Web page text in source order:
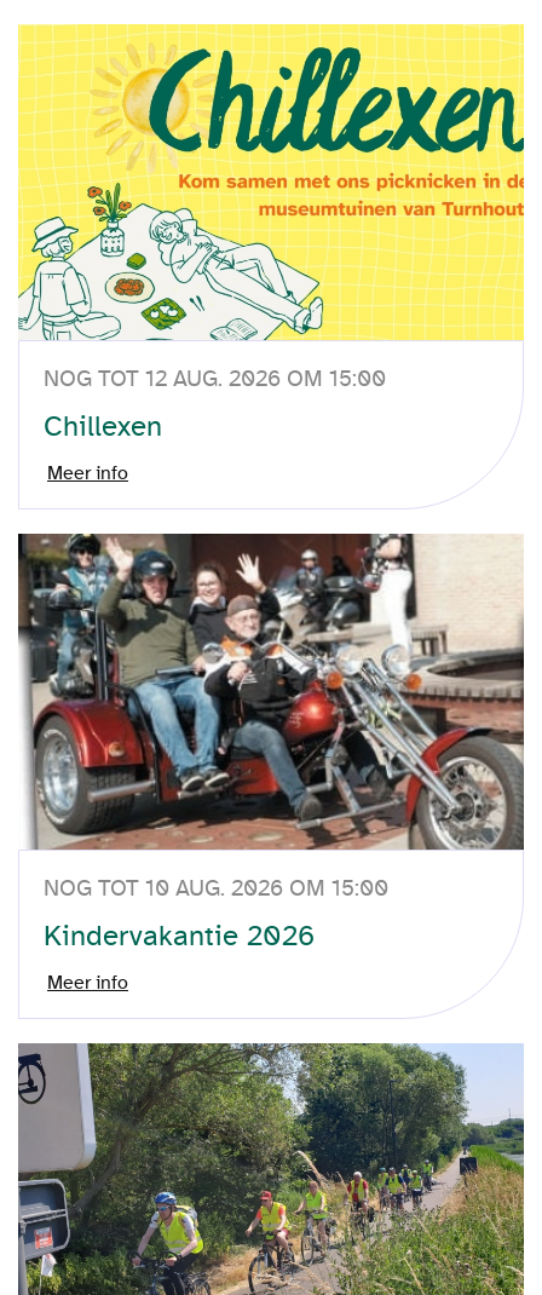
NOG TOT 12 AUG. 2026 OM 15:00
Chillexen
Meer info
NOG TOT 10 AUG. 2026 OM 15:00
Kindervakantie 2026
Meer info